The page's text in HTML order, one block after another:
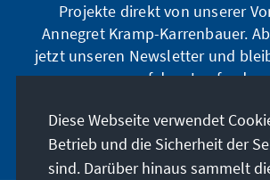
Projekte direkt von unserer
Annegret Kramp-Karrenbauer.
jetzt unseren Newsletter und
auf dem Laufenden.
Jetzt abonnieren
Diese Webseite verwendet
Betrieb und die Sicherheit der
sind. Darüber hinaus sammelt